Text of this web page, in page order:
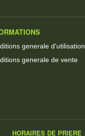
generale d'utilisation
generale de vente
HORAIRES DE PRIERE